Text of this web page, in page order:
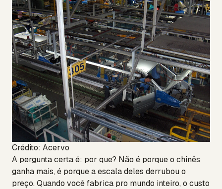
Crédito: Acervo
A pergunta certa é: por que? Não é porque o chinês
ganha mais, é porque a escala deles derrubou o
preço. Quando você fabrica pro mundo inteiro, o custo